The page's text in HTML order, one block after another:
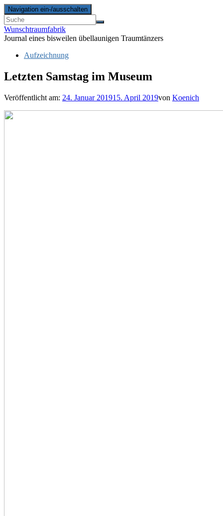
Navigation ein-/ausschalten
Wunschtraumfabrik
Journal eines bisweilen übellaunigen Traumtänzers
Aufzeichnung
Letzten Samstag im Museum
Veröffentlicht am: 24. Januar 201915. April 2019von Koenich